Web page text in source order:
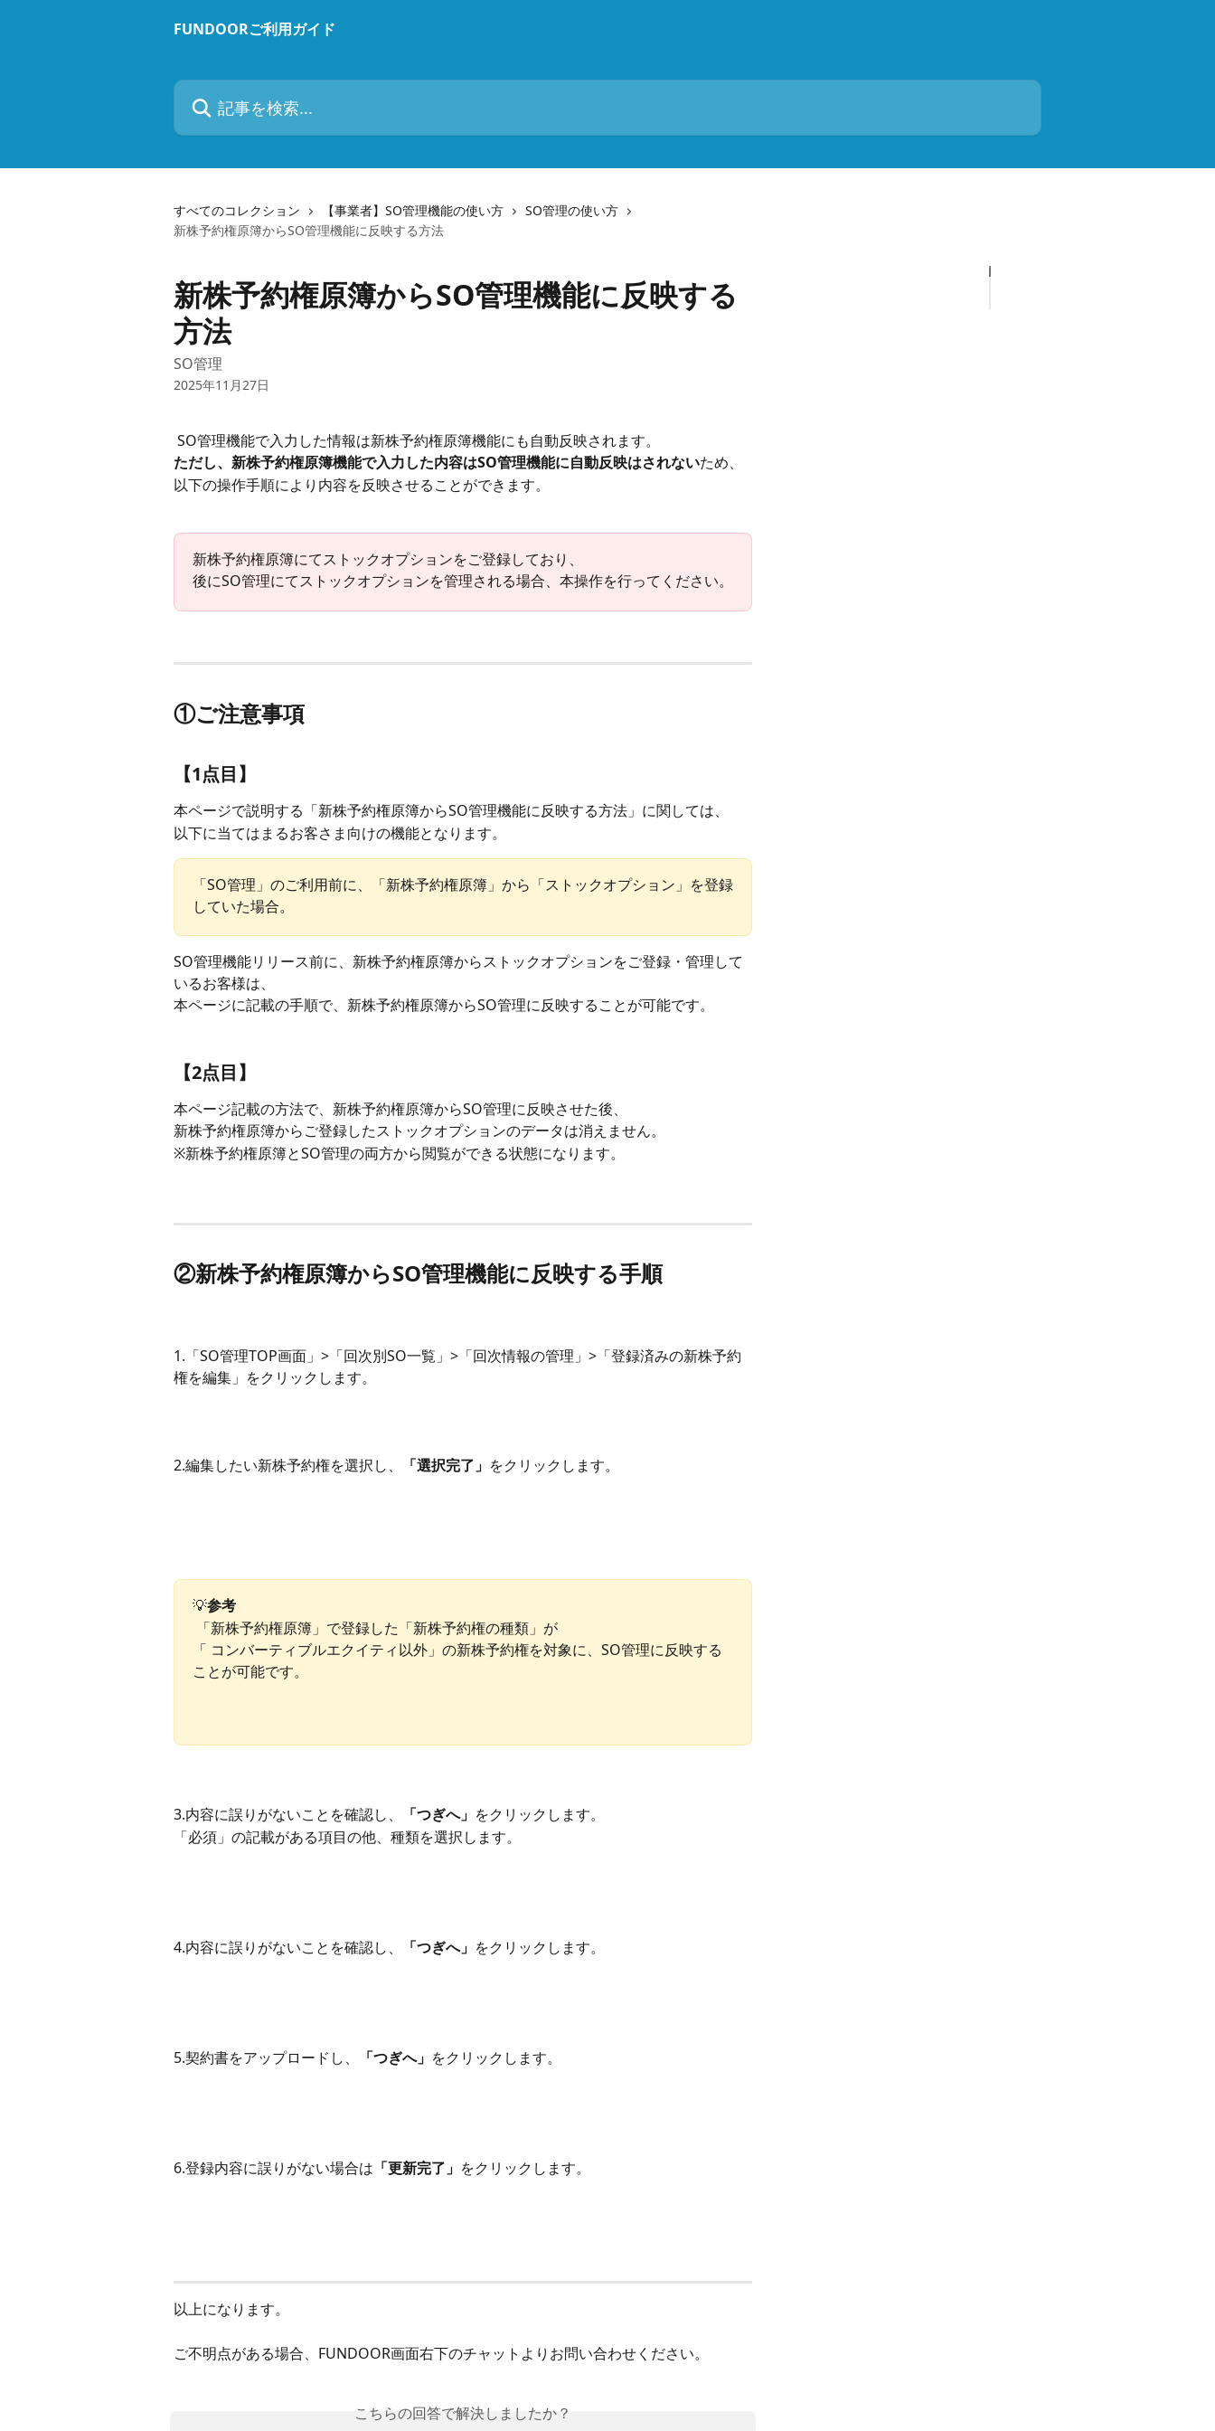
FUNDOORご利用ガイド
記事を検索...
すべてのコレクション 【事業者】SO管理機能の使い方
SO管理の使い方
新株予約権原簿からSO管理機能に反映する方法
新株予約権原簿からSO管理機能に反映する
方法
SO管理
2025年11月27日
SO管理機能で入力した情報は新株予約権原簿機能にも自動反映されます。
ただし、新株予約権原簿機能で入力した内容はSO管理機能に自動反映はされないため、
以下の操作手順により内容を反映させることができます。
新株予約権原簿にてストックオプションをご登録しており、
後にSO管理にてストックオプションを管理される場合、本操作を行ってください。
①ご注意事項
【1点目】
本ページで説明する「新株予約権原簿からSO管理機能に反映する方法」に関しては、
以下に当てはまるお客さま向けの機能となります。
「SO管理」のご利用前に、「新株予約権原簿」から「ストックオプション」を登録
していた場合。
SO管理機能リリース前に、新株予約権原簿からストックオプションをご登録・管理して
いるお客様は、
本ページに記載の手順で、新株予約権原簿からSO管理に反映することが可能です。
【2点目】
本ページ記載の方法で、新株予約権原簿からSO管理に反映させた後、
新株予約権原簿からご登録したストックオプションのデータは消えません。
※新株予約権原簿とSO管理の両方から閲覧ができる状態になります。
②新株予約権原簿からSO管理機能に反映する手順
1.「SO管理TOP画面」>「回次別SO一覧」>「回次情報の管理」>「登録済みの新株予約
権を編集」をクリックします。
2.編集したい新株予約権を選択し、 「選択完了」 をクリックします。
💡参考
「新株予約権原簿」で登録した「新株予約権の種類」が
「 コンバーティブルエクイティ以外」の新株予約権を対象に、SO管理に反映する
ことが可能です。
3.内容に誤りがないことを確認し、 「つぎへ」 をクリックします。
「必須」の記載がある項目の他、種類を選択します。
4.内容に誤りがないことを確認し、 「つぎへ」 をクリックします。
5.契約書をアップロードし、 「つぎへ」 をクリックします。
6.登録内容に誤りがない場合は 「更新完了」 をクリックします。
以上になります。
ご不明点がある場合、FUNDOOR画面右下のチャットよりお問い合わせください。
こちらの回答で解決しましたか？